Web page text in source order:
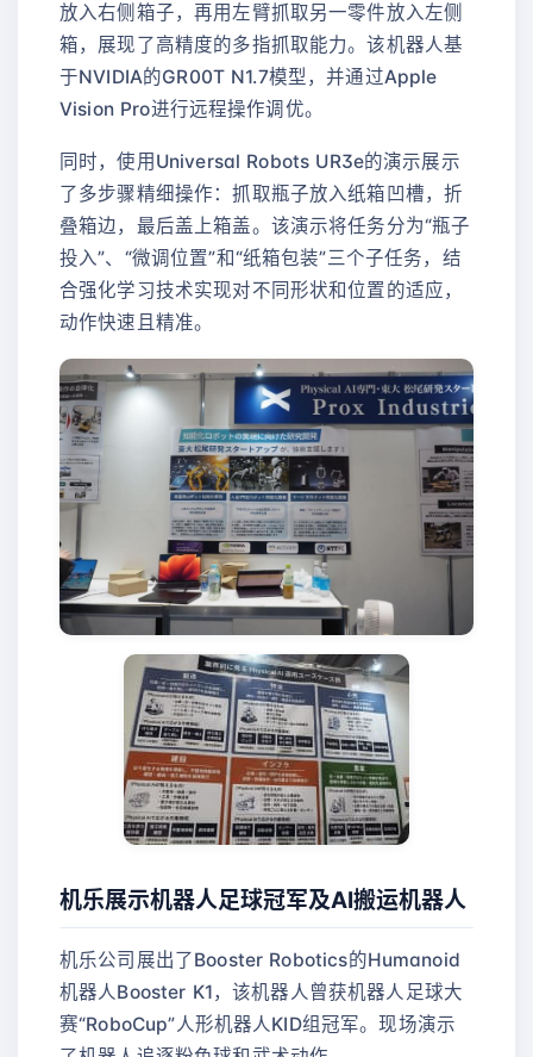
放入右侧箱子，再用左臂抓取另一零件放入左侧
箱，展现了高精度的多指抓取能力。该机器人基
于NVIDIA的GR00T N1.7模型，并通过Apple
Vision Pro进行远程操作调优。
同时，使用Universal Robots UR3e的演示展示
了多步骤精细操作：抓取瓶子放入纸箱凹槽，折
叠箱边，最后盖上箱盖。该演示将任务分为“瓶子
投入”、“微调位置”和“纸箱包装”三个子任务，结
合强化学习技术实现对不同形状和位置的适应，
动作快速且精准。
机乐展示机器人足球冠军及AI搬运机器人
机乐公司展出了Booster Robotics的Humanoid
机器人Booster K1，该机器人曾获机器人足球大
赛“RoboCup”人形机器人KID组冠军。现场演示